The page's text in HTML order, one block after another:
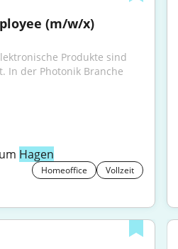
(m/w/x)
Produkte sind
In der Photonik Branche
Hagen
Homeoffice Vollzeit